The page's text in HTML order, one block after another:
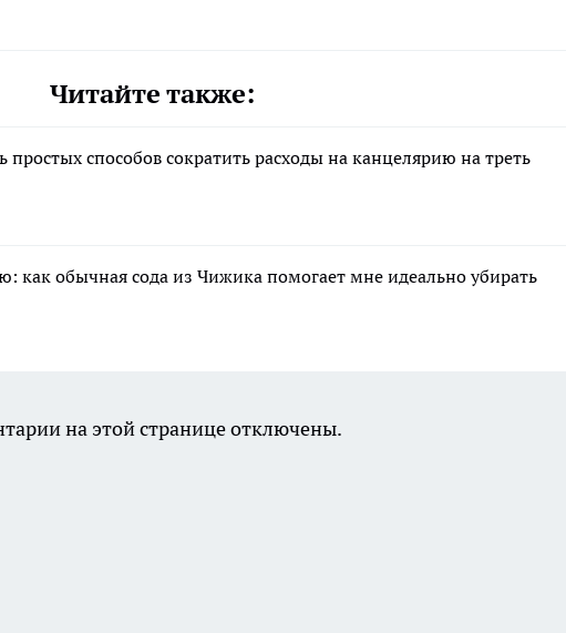
Читайте также:
способов сократить расходы на канцелярию на треть
как обычная сода из Чижика помогает мне идеально убирать
на этой странице отключены.